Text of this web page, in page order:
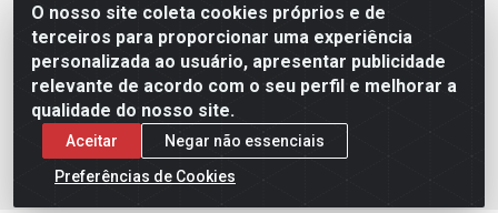
O nosso site coleta cookies próprios e de
terceiros para proporcionar uma experiência
personalizada ao usuário, apresentar publicidade
relevante de acordo com o seu perfil e melhorar a
qualidade do nosso site.
Aceitar
Negar não essenciais
Preferências de Cookies
NG Alimentos, há mais de 14 anos no mercado paraibano, é
referência em frigorificados, destacando-se pela logística
eficiente e excelência.